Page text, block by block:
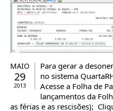
MAIO
29
2013
Para gerar a
no sistema
Acesse a Folha de
lançamentos da
as férias e as rescisões);